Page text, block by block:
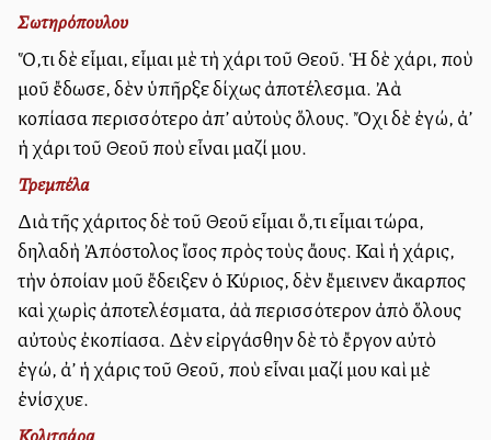
Σωτηρόπουλου
Ὅ,τι δὲ εἶμαι, εἶμαι μὲ τὴ χάρι τοῦ Θεοῦ. Ἡ δὲ χάρι, ποὺ
μοῦ ἔδωσε, δὲν ὑπῆρξε δίχως ἀποτέλεσμα. Ἀλλὰ
κοπίασα περισσότερο ἀπ’ αὐτοὺς ὅλους. Ὄχι δὲ ἐγώ, ἀλλ’
ἡ χάρι τοῦ Θεοῦ ποὺ εἶναι μαζί μου.
Τρεμπέλα
Διὰ τῆς χάριτος δὲ τοῦ Θεοῦ εἶμαι ὅ,τι εἶμαι τώρα,
δηλαδὴ Ἀπόστολος ἴσος πρὸς τοὺς ἄλλους. Καὶ ἡ χάρις,
τὴν ὁποίαν μοῦ ἔδειξεν ὁ Κύριος, δὲν ἔμεινεν ἄκαρπος
καὶ χωρὶς ἀποτελέσματα, ἀλλὰ περισσότερον ἀπὸ ὅλους
αὐτοὺς ἐκοπίασα. Δὲν εἰργάσθην δὲ τὸ ἔργον αὐτὸ
ἐγώ, ἀλλ’ ἡ χάρις τοῦ Θεοῦ, ποὺ εἶναι μαζί μου καὶ μὲ
ἐνίσχυε.